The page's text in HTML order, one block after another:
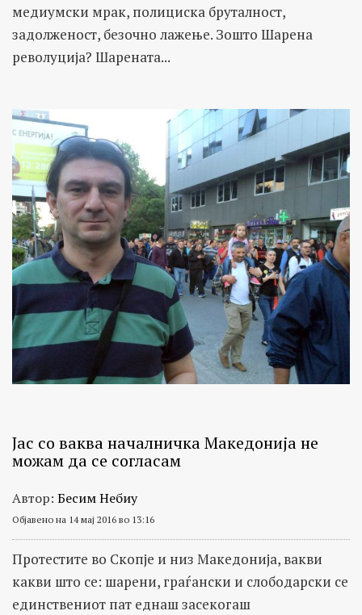
медиумски мрак, полициска бруталност,
задолженост, безочно лажење. Зошто Шарена
револуција? Шарената...
Јас со ваква началничка Македонија не
можам да се согласам
Автор: Бесим Небиу
Објавено на 14 мај 2016 во 13:16
Протестите во Скопје и низ Македонија, вакви
какви што се: шарени, граѓански и слободарски се
единствениот пат еднаш засекогаш